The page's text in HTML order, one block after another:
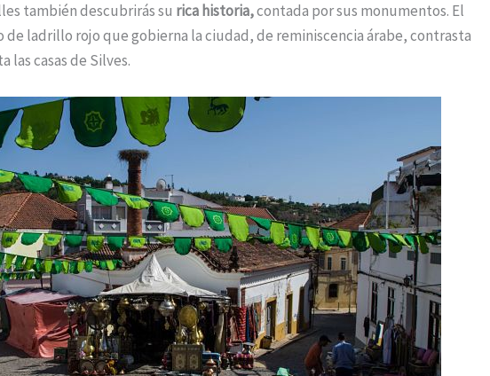
también descubrirás su rica historia,contada por sus monumentos. El
ladrillo rojo que gobierna la ciudad, de reminiscencia árabe, contrasta
las casas de Silves.